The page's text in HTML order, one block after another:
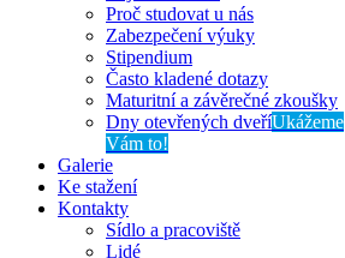
Proč studovat u nás
Zabezpečení výuky
Stipendium
Často kladené dotazy
Maturitní a závěrečné zkoušky
Dny otevřených dveříUkážeme
Vám to!
Galerie
Ke stažení
Kontakty
Sídlo a pracoviště
Lidé